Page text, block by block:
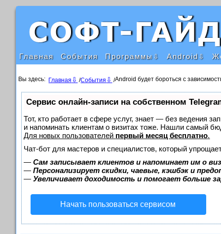
Главная События Программы Android
Вы здесь: Главная /События /Android будет бороться с
Сервис онлайн-записи на собственном
Тот, кто работает в сфере услуг, знает — без ведения
и напоминать клиентам о визитах тоже. Нашли самый
Для новых пользователей первый месяц бесплатно.
Чат-бот для мастеров и специалистов, который
—Сам записывает клиентов и напоминает им о
—Персонализирует скидки, чаевые, кэшбэк и
—Увеличивает доходимость и помогает больше
Начать пользоваться сервисом